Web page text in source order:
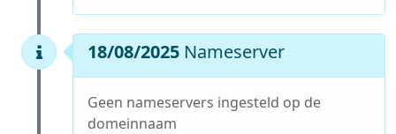
18/08/2025 Nameserver
Geen nameservers ingesteld op de
domeinnaam